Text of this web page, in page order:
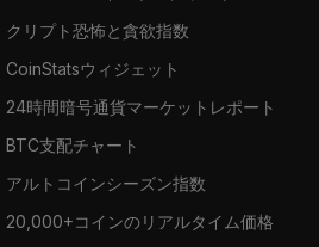
クリプト恐怖と貪欲指数
CoinStatsウィジェット
24時間暗号通貨マーケットレポート
BTC支配チャート
アルトコインシーズン指数
20,000+コインのリアルタイム価格